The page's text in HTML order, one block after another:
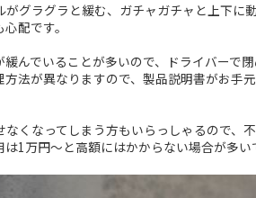
グラグラと緩む、ガチャガチャと上下に
配です。
んでいることが多いので、ドライバーで
法が異なりますので、製品説明書がお手
くなってしまう方もいらっしゃるので、
1万円～と高額にはかからない場合が多い